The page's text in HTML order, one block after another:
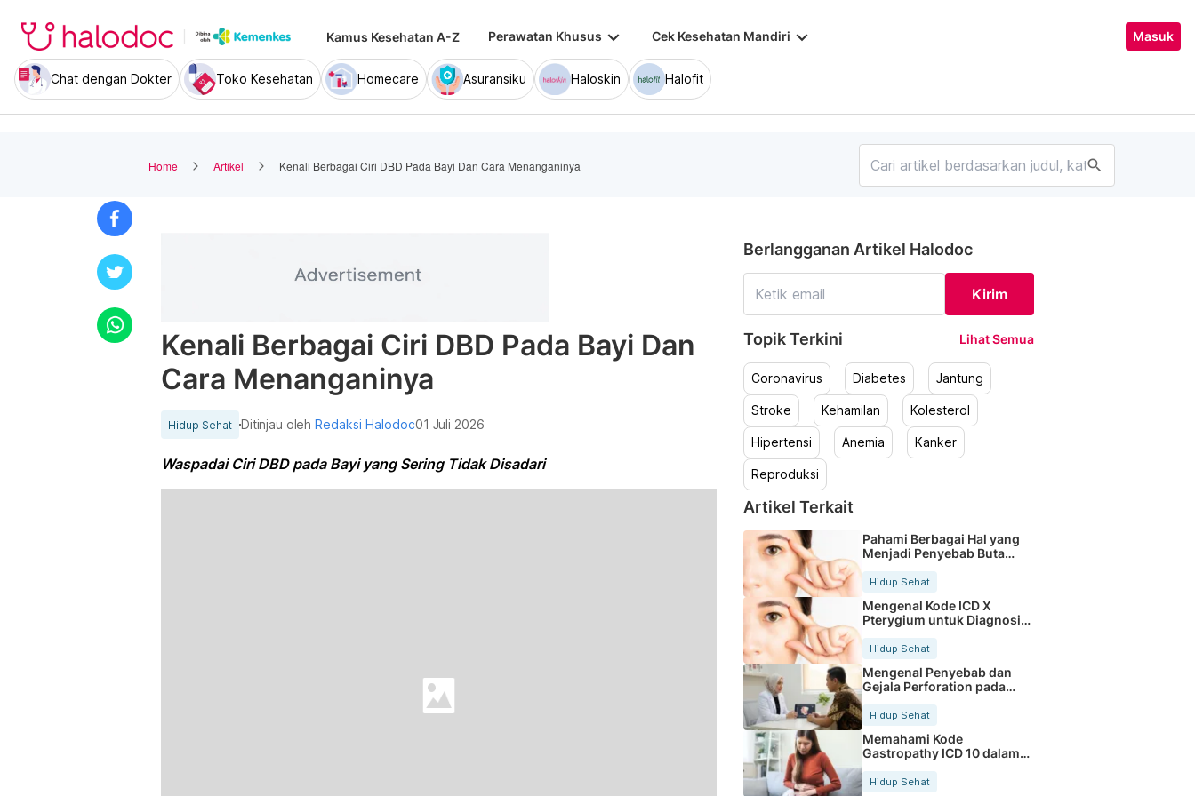
Kamus Kesehatan A-Z Perawatan Khusus keyboard_arrow_down Cek Kesehatan Mandiri keyboard_arrow_down Masuk
Chat dengan Dokter Toko Kesehatan Homecare Asuransiku Haloskin Halofit
Home Artikel Kenali Berbagai Ciri DBD Pada Bayi Dan Cara Menanganinya search
Kenali Berbagai Ciri DBD Pada Bayi Dan
Cara Menanganinya
Hidup Sehat Ditinjau olehRedaksi Halodoc01 Juli 2026
Waspadai Ciri DBD pada Bayi yang Sering Tidak Disadari
Berlangganan Artikel Halodoc
Kirim
Topik Terkini Lihat Semua
Coronavirus Diabetes Jantung
Stroke Kehamilan Kolesterol
Hipertensi Anemia Kanker
Reproduksi
Artikel Terkait
Pahami Berbagai Hal yang
Menjadi Penyebab Buta
Hidup Sehat
Mengenal Kode ICD X
Pterygium untuk Diagnosis
Hidup Sehat
Mengenal Penyebab dan
Gejala Perforation pada
Tubuh
Hidup Sehat
Memahami Kode
Gastropathy ICD 10 dalam
Rekam Medis Pasien
Hidup Sehat